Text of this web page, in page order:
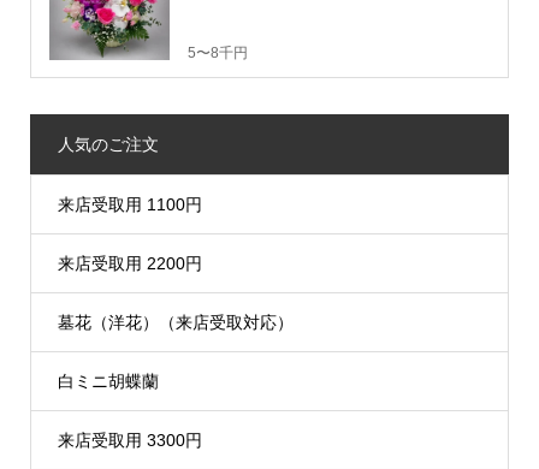
5〜8千円
人気のご注文
来店受取用 1100円
来店受取用 2200円
墓花（洋花）（来店受取対応）
白ミニ胡蝶蘭
来店受取用 3300円